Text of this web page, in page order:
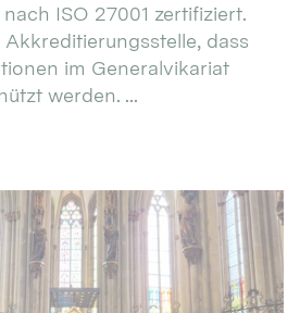
ISO 27001 zertifiziert.
dass
im Generalvikariat
werden. ...